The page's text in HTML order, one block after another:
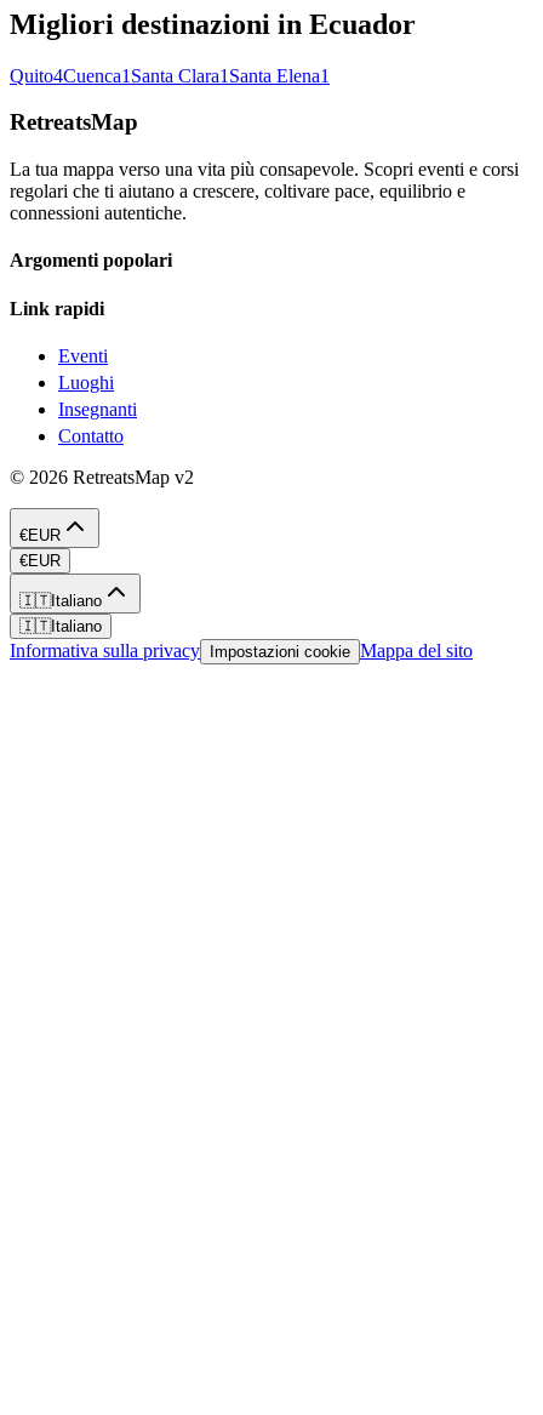
Migliori destinazioni in Ecuador
Quito4Cuenca1 Santa Clara1 Santa Elena1
RetreatsMap
La tua mappa verso una vita più consapevole. Scopri eventi e corsi
regolari che ti aiutano a crescere, coltivare pace, equilibrio e
connessioni autentiche.
Argomenti popolari
Link rapidi
Eventi
Luoghi
Insegnanti
Contatto
© 2026 RetreatsMap v2
€EUR
€EUR
🇮🇹Italiano
🇮🇹Italiano
Informativa sulla privacy Impostazioni cookie Mappa del sito